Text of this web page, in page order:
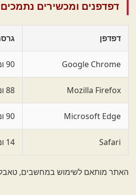
דפדפנים ומכשירים נתמכים
דפדפן
Google Chrome 90 ומעלה
Mozilla Firefox 88 ומעלה
Microsoft Edge 90 ומעלה
Safari 14 ומעלה
האתר מותאם לשימוש במחשבים,